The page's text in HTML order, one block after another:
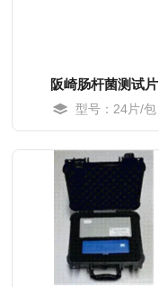
阪崎肠杆菌测试片
型号：24片/包